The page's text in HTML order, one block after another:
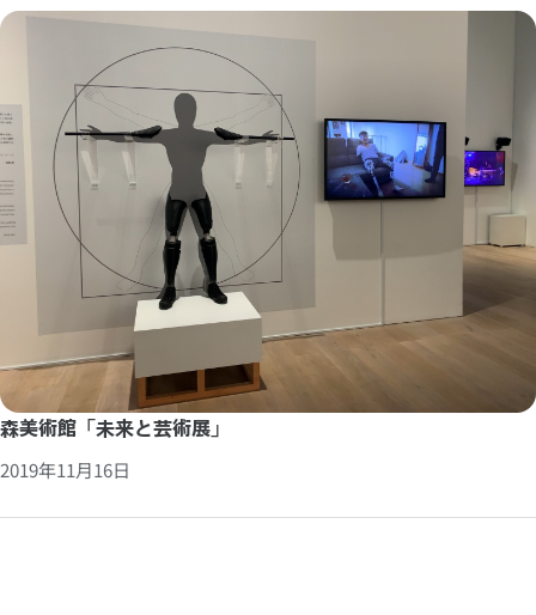
森美術館「未来と芸術展」
2019年11月16日